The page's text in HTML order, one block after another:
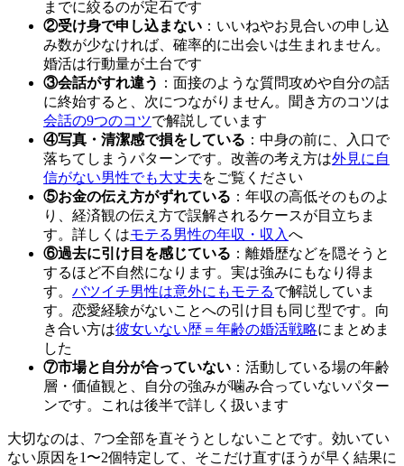
までに絞るのが定石です
②受け身で申し込まない ：いいねやお見合いの申し込
み数が少なければ、確率的に出会いは生まれません。
婚活は行動量が土台です
③会話がすれ違う ：面接のような質問攻めや自分の話
に終始すると、次につながりません。聞き方のコツは
会話の9つのコツで解説しています
④写真・清潔感で損をしている ：中身の前に、入口で
落ちてしまうパターンです。改善の考え方は外見に自
信がない男性でも大丈夫をご覧ください
⑤お金の伝え方がずれている ：年収の高低そのものよ
り、経済観の伝え方で誤解されるケースが目立ちま
す。詳しくはモテる男性の年収・収入へ
⑥過去に引け目を感じている ：離婚歴などを隠そうと
するほど不自然になります。実は強みにもなり得ま
す。 バツイチ男性は意外にもモテるで解説していま
す。恋愛経験がないことへの引け目も同じ型です。向
き合い方は彼女いない歴＝年齢の婚活戦略にまとめま
した
⑦市場と自分が合っていない ：活動している場の年齢
層・価値観と、自分の強みが噛み合っていないパター
ンです。これは後半で詳しく扱います
大切なのは、7つ全部を直そうとしないことです。効いてい
ない原因を1〜2個特定して、そこだけ直すほうが早く結果に